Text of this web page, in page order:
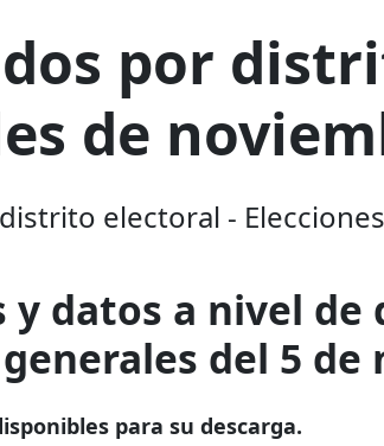
por
de
electoral -
y datos a nivel
del 5 de
para su descarga.